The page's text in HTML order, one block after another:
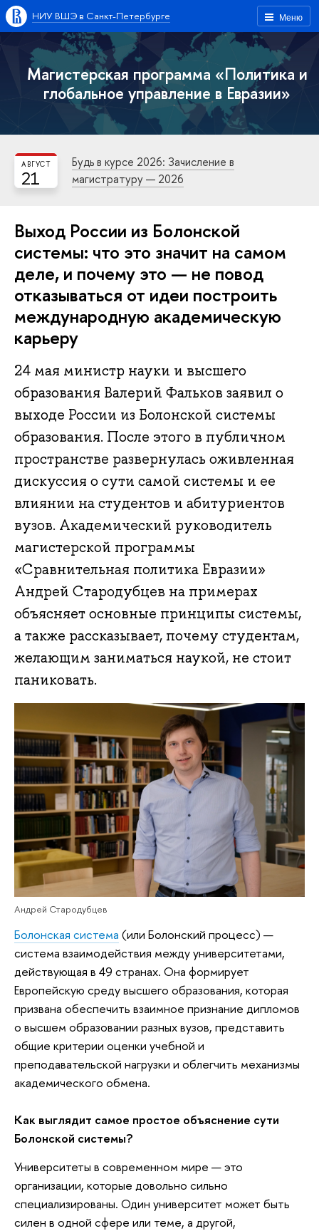
Меню
НИУ ВШЭ в Санкт-Петербурге
Магистерская программа «Политика и
глобальное управление в Евразии»
21
АВГУСТ
Будь в курсе 2026: Зачисление в
магистратуру — 2026
Выход России из Болонской
системы: что это значит на самом
деле, и почему это — не повод
отказываться от идеи построить
международную академическую
карьеру
24 мая министр науки и высшего
образования Валерий Фальков заявил о
выходе России из Болонской системы
образования. После этого в публичном
пространстве развернулась оживленная
дискуссия о сути самой системы и ее
влиянии на студентов и абитуриентов
вузов. Академический руководитель
магистерской программы
«Сравнительная политика Евразии»
Андрей Стародубцев на примерах
объясняет основные принципы системы,
а также рассказывает, почему студентам,
желающим заниматься наукой, не стоит
паниковать.
Андрей Стародубцев
Болонская система (или Болонский процесс) —
система взаимодействия между университетами,
действующая в 49 странах. Она формирует
Европейскую среду высшего образования, которая
призвана обеспечить взаимное признание дипломов
о высшем образовании разных вузов, представить
общие критерии оценки учебной и
преподавательской нагрузки и облегчить механизмы
академического обмена.
Как выглядит самое простое объяснение сути
Болонской системы?
Университеты в современном мире — это
организации, которые довольно сильно
специализированы. Один университет может быть
силен в одной сфере или теме, а другой,